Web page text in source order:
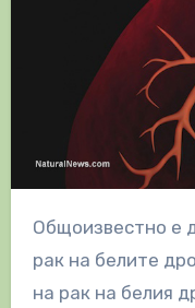
Общоизвестно е днес, че пушенето причинява
рак на белите
на рак на белия